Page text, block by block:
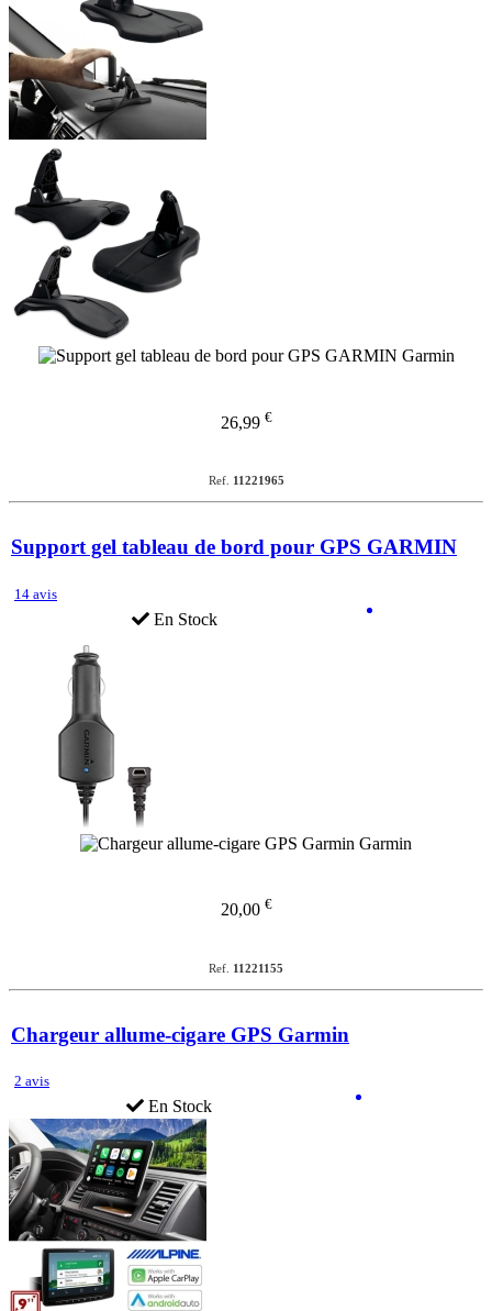
26,99 €
Ref. 11221965
Support gel tableau de bord pour GPS GARMIN
14 avis
En Stock
20,00 €
Ref. 11221155
Chargeur allume-cigare GPS Garmin
2 avis
En Stock